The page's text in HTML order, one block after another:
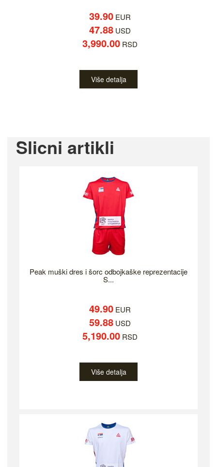
39.90EUR
47.88USD
3,990.00RSD
Više detalja
Slicni artikli
Peak muški dres i šorc odbojkaške reprezentacije
S...
49.90EUR
59.88USD
5,190.00RSD
Više detalja